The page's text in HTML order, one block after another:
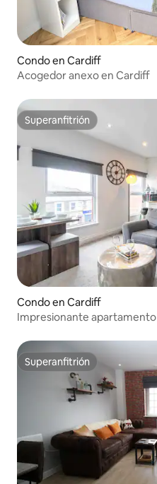
Condo en Cardiff
Acogedor anexo en Cardiff
Superanfitrión
Superanfitrión
Condo en Cardiff
Impresionante
Superanfitrión
Superanfitrión